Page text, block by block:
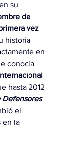
en su
de
vez
historia
en
conocía
hasta 2012
Defensores
el
en la